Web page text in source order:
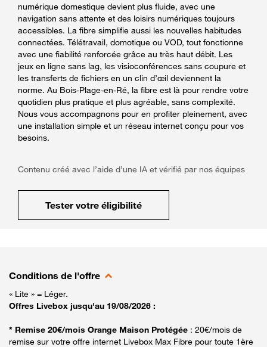
numérique domestique devient plus fluide, avec une
navigation sans attente et des loisirs numériques toujours
accessibles. La fibre simplifie aussi les nouvelles habitudes
connectées. Télétravail, domotique ou VOD, tout fonctionne
avec une fiabilité renforcée grâce au très haut débit. Les
jeux en ligne sans lag, les visioconférences sans coupure et
les transferts de fichiers en un clin d’œil deviennent la
norme. Au Bois-Plage-en-Ré, la fibre est là pour rendre votre
quotidien plus pratique et plus agréable, sans complexité.
Nous vous accompagnons pour en profiter pleinement, avec
une installation simple et un réseau internet conçu pour vos
besoins.
Contenu créé avec l’aide d’une IA et vérifié par nos équipes
Tester votre éligibilité
Conditions de l'offre
« Lite » = Léger.
Offres Livebox jusqu'au 19/08/2026 :
* Remise 20€/mois Orange Maison Protégée : 20€/mois de
remise sur votre offre internet Livebox Max Fibre pour toute 1ère